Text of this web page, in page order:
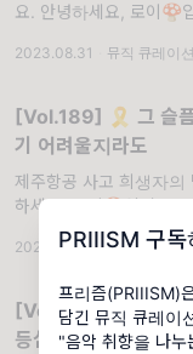
PRIIISM 구독
프리즘(PRIIISM)
담긴 뮤직 큐레이
"음악 취향을 나
요. 안녕하세요, 로이🍄
서 무더운 여름을 이야기
지어 긴
2023.08.31 뮤직 큐레이션
[Vol.189] 🎗️ 그 슬
기 어려울지라도
제주항공 사고 희생자의
하세요, 로이🍄입니다.
레터로 여러분께 인사드
받으세요. 그리고 지난
2025.01.02 · 뮤직 큐레이션
[Vol.54] 🍄 내 귀에
등심